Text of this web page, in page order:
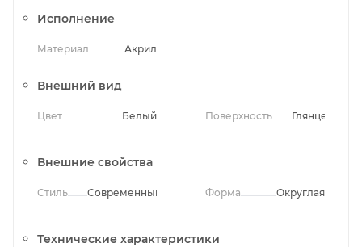
Исполнение
Материал Акрил
Внешний вид
Цвет Белый Поверхность Глянцевая
Внешние свойства
Стиль Современный Форма Округлая
Технические характеристики